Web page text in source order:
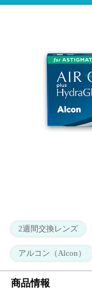
2週間交換レンズ
アルコン（Alcon）
商品情報